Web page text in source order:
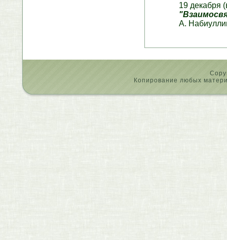
19 декабря
А.
Копирование любых